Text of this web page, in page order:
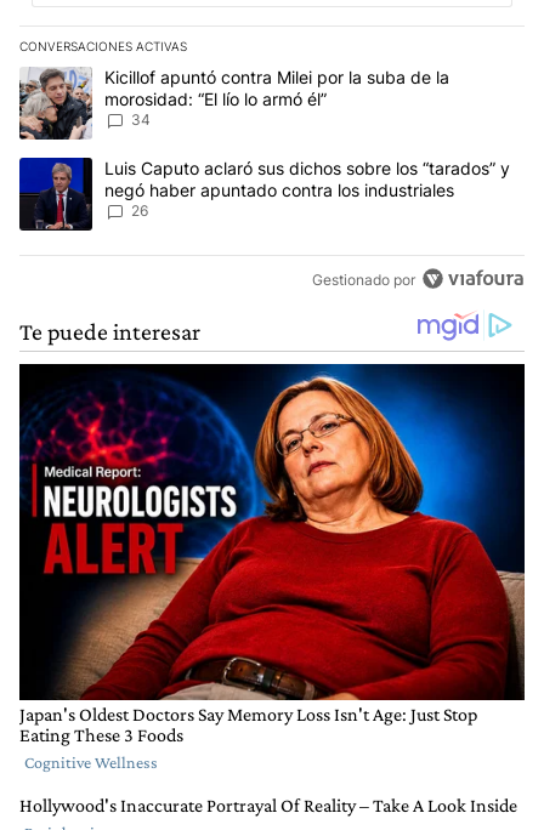
CONVERSACIONES ACTIVAS
Este listado muestra los artículos con más comentarios en los
Un artículo de tendencia con el título "Kicillof apuntó contra Milei
Kicillof apuntó contra Milei por la suba de la
morosidad: “El lío lo armó él”
34
Un artículo de tendencia con el título "Luis Caputo aclaró sus
Luis Caputo aclaró sus dichos sobre los “tarados” y
negó haber apuntado contra los industriales
26
Gestionado por